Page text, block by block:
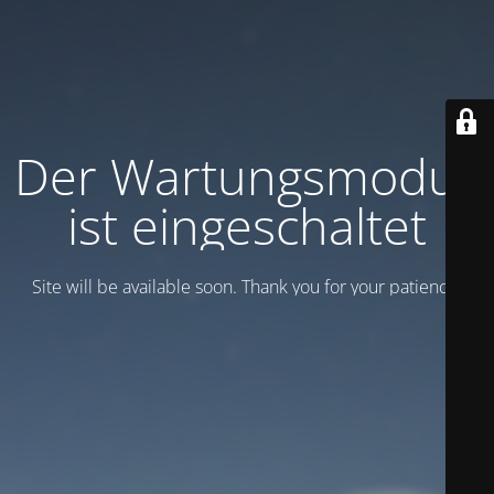
Der Wartungsmodus
ist eingeschaltet
Site will be available soon. Thank you for your patience!